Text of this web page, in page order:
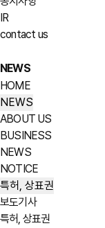
IR
contact us
NEWS
HOME
NEWS
ABOUT US
BUSINESS
NEWS
NOTICE
특허, 상표권
보도기사
특허, 상표권